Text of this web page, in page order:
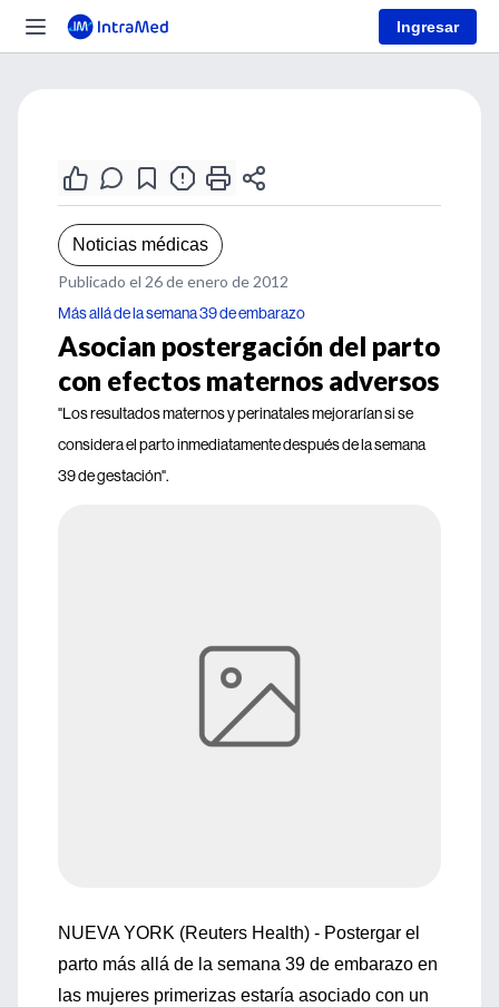
Ingresar
Noticias médicas
Publicado el 26 de enero de 2012
Más allá de la semana 39 de embarazo
Asocian postergación del parto
con efectos maternos adversos
"Los resultados maternos y perinatales mejorarían si se
considera el parto inmediatamente después de la semana
39 de gestación".
NUEVA YORK (Reuters Health) - Postergar el
parto más allá de la semana 39 de embarazo en
las mujeres primerizas estaría asociado con un